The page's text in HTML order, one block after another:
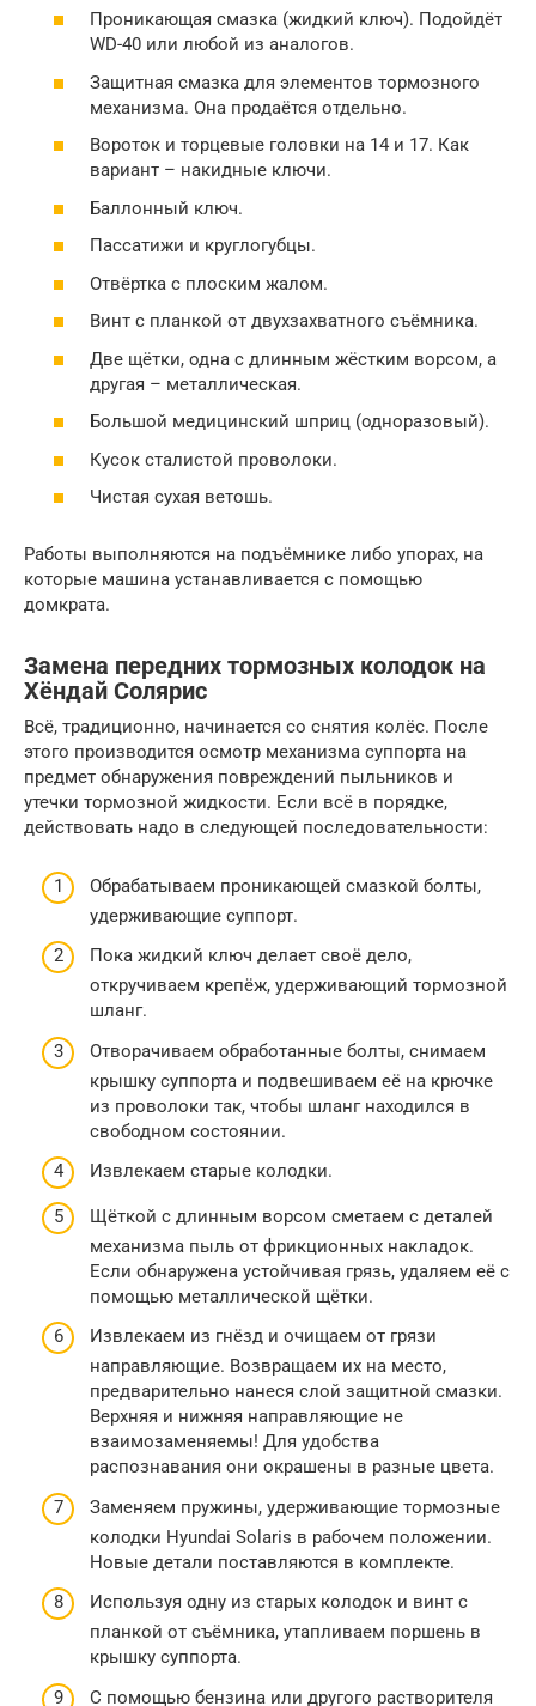
Проникающая смазка (жидкий ключ). Подойдёт
WD-40 или любой из аналогов.
Защитная смазка для элементов тормозного
механизма. Она продаётся отдельно.
Вороток и торцевые головки на 14 и 17. Как
вариант – накидные ключи.
Баллонный ключ.
Пассатижи и круглогубцы.
Отвёртка с плоским жалом.
Винт с планкой от двухзахватного съёмника.
Две щётки, одна с длинным жёстким ворсом, а
другая – металлическая.
Большой медицинский шприц (одноразовый).
Кусок сталистой проволоки.
Чистая сухая ветошь.
Работы выполняются на подъёмнике либо упорах, на
которые машина устанавливается с помощью
домкрата.
Замена передних тормозных колодок на
Хёндай Солярис
Всё, традиционно, начинается со снятия колёс. После
этого производится осмотр механизма суппорта на
предмет обнаружения повреждений пыльников и
утечки тормозной жидкости. Если всё в порядке,
действовать надо в следующей последовательности:
Обрабатываем проникающей смазкой болты,
удерживающие суппорт.
Пока жидкий ключ делает своё дело,
откручиваем крепёж, удерживающий тормозной
шланг.
Отворачиваем обработанные болты, снимаем
крышку суппорта и подвешиваем её на крючке
из проволоки так, чтобы шланг находился в
свободном состоянии.
Извлекаем старые колодки.
Щёткой с длинным ворсом сметаем с деталей
механизма пыль от фрикционных накладок.
Если обнаружена устойчивая грязь, удаляем её с
помощью металлической щётки.
Извлекаем из гнёзд и очищаем от грязи
направляющие. Возвращаем их на место,
предварительно нанеся слой защитной смазки.
Верхняя и нижняя направляющие не
взаимозаменяемы! Для удобства
распознавания они окрашены в разные цвета.
Заменяем пружины, удерживающие тормозные
колодки Hyundai Solaris в рабочем положении.
Новые детали поставляются в комплекте.
Используя одну из старых колодок и винт с
планкой от съёмника, утапливаем поршень в
крышку суппорта.
С помощью бензина или другого растворителя